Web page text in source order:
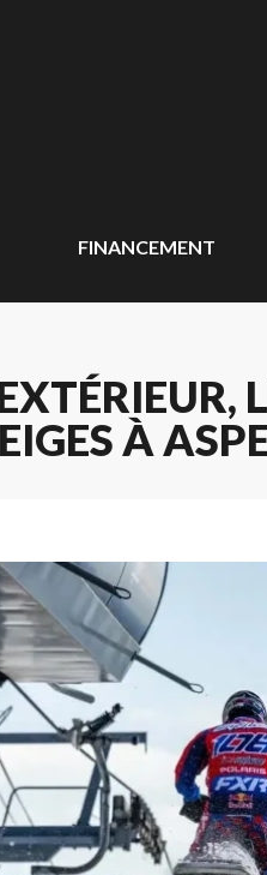
FINANCEMENT
À